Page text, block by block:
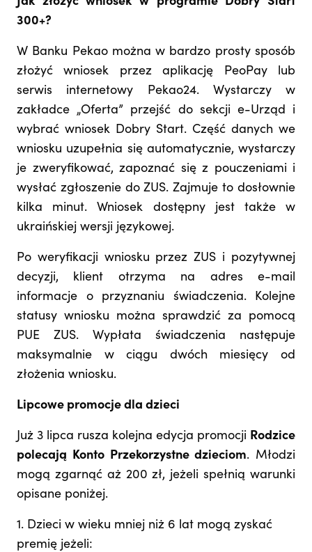
300+?
W Banku Pekao można w bardzo prosty sposób
złożyć wniosek przez aplikację PeoPay lub
serwis internetowy Pekao24. Wystarczy w
zakładce „Oferta” przejść do sekcji e-Urząd i
wybrać wniosek Dobry Start. Część danych we
wniosku uzupełnia się automatycznie, wystarczy
je zweryfikować, zapoznać się z pouczeniami i
wysłać zgłoszenie do ZUS. Zajmuje to dosłownie
kilka minut. Wniosek dostępny jest także w
ukraińskiej wersji językowej.
Po weryfikacji wniosku przez ZUS i pozytywnej
decyzji, klient otrzyma na adres e-mail
informacje o przyznaniu świadczenia. Kolejne
statusy wniosku można sprawdzić za pomocą
PUE ZUS. Wypłata świadczenia następuje
maksymalnie w ciągu dwóch miesięcy od
złożenia wniosku.
Lipcowe promocje dla dzieci
Już 3 lipca rusza kolejna edycja promocji Rodzice
polecają Konto Przekorzystne dzieciom. Młodzi
mogą zgarnąć aż 200 zł, jeżeli spełnią warunki
opisane poniżej.
1. Dzieci w wieku mniej niż 6 lat mogą zyskać
premię jeżeli: